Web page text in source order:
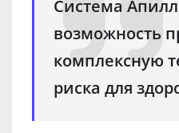
Система
возможность
комплексную
риска для